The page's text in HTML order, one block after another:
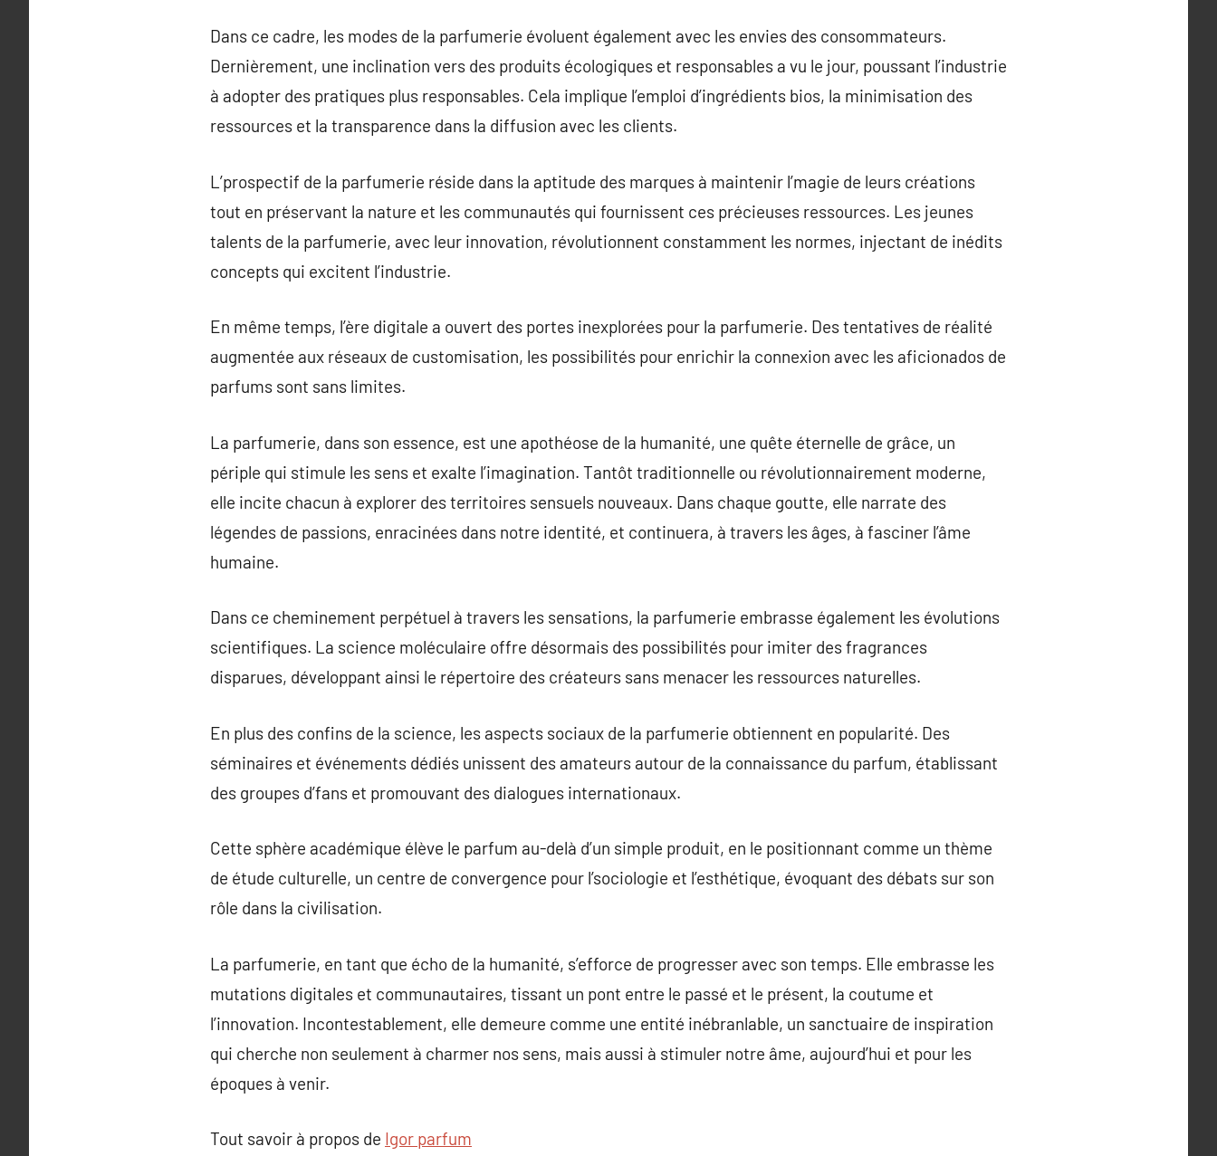
Dans ce cadre, les modes de la parfumerie évoluent également avec les envies des consommateurs.
Dernièrement, une inclination vers des produits écologiques et responsables a vu le jour, poussant l’industrie
à adopter des pratiques plus responsables. Cela implique l’emploi d’ingrédients bios, la minimisation des
ressources et la transparence dans la diffusion avec les clients.
L’prospectif de la parfumerie réside dans la aptitude des marques à maintenir l’magie de leurs créations
tout en préservant la nature et les communautés qui fournissent ces précieuses ressources. Les jeunes
talents de la parfumerie, avec leur innovation, révolutionnent constamment les normes, injectant de inédits
concepts qui excitent l’industrie.
En même temps, l’ère digitale a ouvert des portes inexplorées pour la parfumerie. Des tentatives de réalité
augmentée aux réseaux de customisation, les possibilités pour enrichir la connexion avec les aficionados de
parfums sont sans limites.
La parfumerie, dans son essence, est une apothéose de la humanité, une quête éternelle de grâce, un
périple qui stimule les sens et exalte l’imagination. Tantôt traditionnelle ou révolutionnairement moderne,
elle incite chacun à explorer des territoires sensuels nouveaux. Dans chaque goutte, elle narrate des
légendes de passions, enracinées dans notre identité, et continuera, à travers les âges, à fasciner l’âme
humaine.
Dans ce cheminement perpétuel à travers les sensations, la parfumerie embrasse également les évolutions
scientifiques. La science moléculaire offre désormais des possibilités pour imiter des fragrances
disparues, développant ainsi le répertoire des créateurs sans menacer les ressources naturelles.
En plus des confins de la science, les aspects sociaux de la parfumerie obtiennent en popularité. Des
séminaires et événements dédiés unissent des amateurs autour de la connaissance du parfum, établissant
des groupes d’fans et promouvant des dialogues internationaux.
Cette sphère académique élève le parfum au-delà d’un simple produit, en le positionnant comme un thème
de étude culturelle, un centre de convergence pour l’sociologie et l’esthétique, évoquant des débats sur son
rôle dans la civilisation.
La parfumerie, en tant que écho de la humanité, s’efforce de progresser avec son temps. Elle embrasse les
mutations digitales et communautaires, tissant un pont entre le passé et le présent, la coutume et
l’innovation. Incontestablement, elle demeure comme une entité inébranlable, un sanctuaire de inspiration
qui cherche non seulement à charmer nos sens, mais aussi à stimuler notre âme, aujourd’hui et pour les
époques à venir.
Tout savoir à propos de Igor parfum